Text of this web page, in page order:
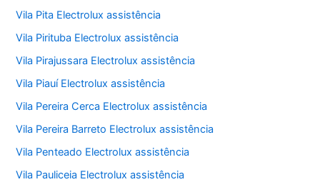
Vila Pita Electrolux assistência
Vila Pirituba Electrolux assistência
Vila Pirajussara Electrolux assistência
Vila Piauí Electrolux assistência
Vila Pereira Cerca Electrolux assistência
Vila Pereira Barreto Electrolux assistência
Vila Penteado Electrolux assistência
Vila Pauliceia Electrolux assistência